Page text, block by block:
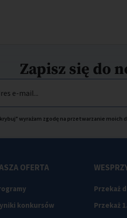
Zapisz się do
e-mail...
wyrażam zgodę na przetwarzanie moich
OFERTA
konkursów
Przekaż
Przekaż